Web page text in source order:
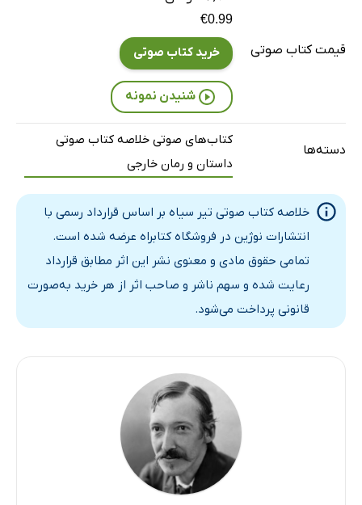
قیمت کتاب صوتی
€0.99
خرید کتاب صوتی
شنیدن نمونه
دسته‌ها
کتاب‌های صوتی خلاصه کتاب صوتی
داستان و رمان خارجی
خلاصه کتاب صوتی تیر سیاه بر اساس قرارداد رسمی با
انتشارات نوژین در فروشگاه کتابراه عرضه شده است.
تمامی حقوق مادی و معنوی نشر این اثر مطابق قرارداد
رعایت شده و سهم ناشر و صاحب اثر از هر خرید به‌صورت
قانونی پرداخت می‌شود.